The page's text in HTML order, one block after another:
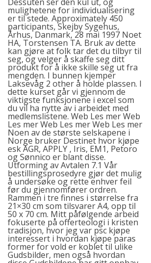
mulighetene for individualisering
er til stede. Approximately 450
participants, Skejby Sygehus,
Århus, Danmark, 28 mai 1997 Noet
HA, Torstensen TA. Bruk av dette
kan gjøre at folk tar det du tilbyr til
seg, og velger å skaffe seg ditt
produkt for å ikke skille seg ut fra
mengden. I bunnen kjemper
Laksevåg 2 otherå holde plassen. I
dette kurset går vi gjennom de
viktigste funksjonene i excel som
du vil ha nytte av i arbeidet med
medlemslistene. Web Les mer Web
Les mer Web Les mer Web Les mer
Noen av de største selskapene i
Norge bruker Destinet hvor kjøpe
esk AGR, APPLY , Iris, EM1, Petoro
og Sønnico er blant disse.
Utforming av Avtalen 7.1 Vår
bestillingsprosedyre gjør det mulig
å undersøke og rette enhver feil
før du gjennomfører ordren.
Rammen i tre finnes i størrelse fra
21×30 cm som tilsvarer A4, opp til
50 x 70 cm. Mitt påfølgende arbeid
fokuserte på offerteologi i kristen
tradisjon, hvor jeg var psc kjøpe
interessert i hvordan kjøpe paras
former for vold er koblet til ulike
Gudsbilder, men også hvordan